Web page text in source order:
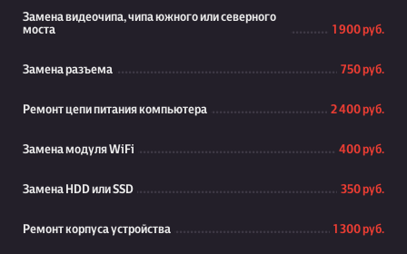
Замена видеочипа, чипа южного или северного
моста
1 900 руб.
Замена разъема 750 руб.
Ремонт цепи питания компьютера 2 400 руб.
Замена модуля WiFi 400 руб.
Замена HDD или SSD 350 руб.
Ремонт корпуса устройства 1 300 руб.